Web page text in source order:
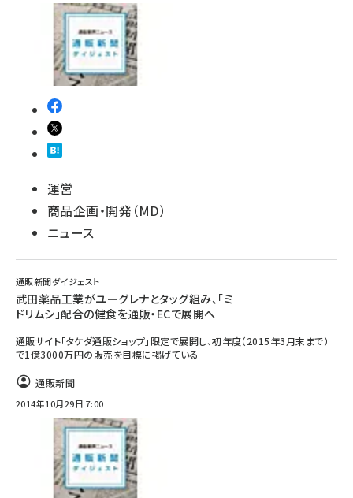
運営
商品企画・開発（MD）
ニュース
通販新聞ダイジェスト
武田薬品工業がユーグレナとタッグ組み、「ミ
ドリムシ」配合の健食を通販・ECで展開へ
通販サイト「タケダ通販ショップ」限定で展開し、初年度（2015年3月末まで）
で1億3000万円の販売を目標に掲げている
通販新聞
2014年10月29日 7:00